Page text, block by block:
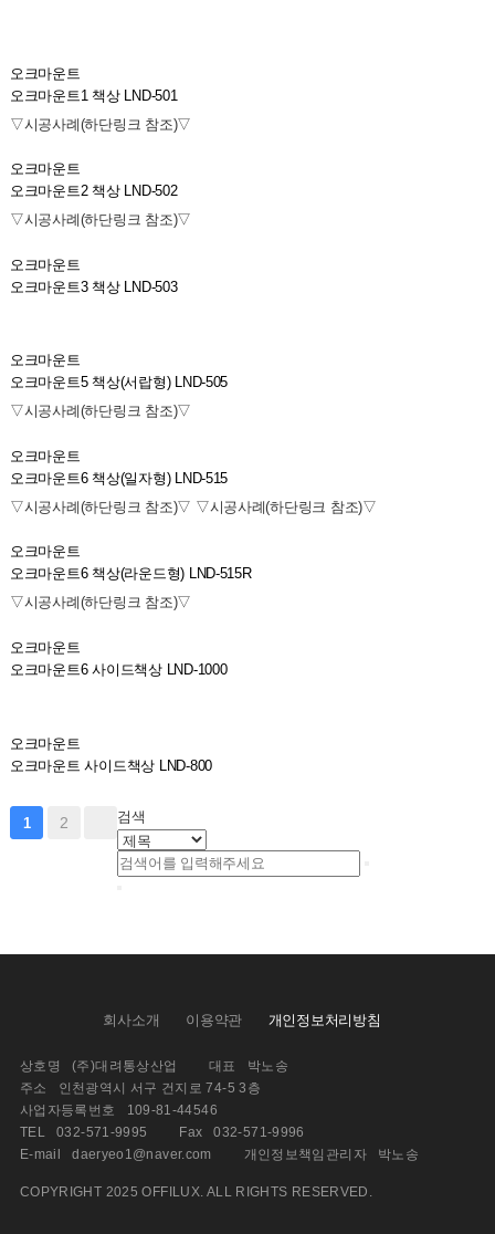
오크마운트
오크마운트1 책상 LND-501
▽시공사례(하단링크 참조)▽
오크마운트
오크마운트2 책상 LND-502
▽시공사례(하단링크 참조)▽
오크마운트
오크마운트3 책상 LND-503
오크마운트
오크마운트5 책상(서랍형) LND-505
▽시공사례(하단링크 참조)▽
오크마운트
오크마운트6 책상(일자형) LND-515
▽시공사례(하단링크 참조)▽ ▽시공사례(하단링크 참조)▽
오크마운트
오크마운트6 책상(라운드형) LND-515R
▽시공사례(하단링크 참조)▽
오크마운트
오크마운트6 사이드책상 LND-1000
오크마운트
오크마운트 사이드책상 LND-800
1 2 검색
회사소개 이용약관 개인정보처리방침
상호명 (주)대려통상산업 대표
박노송
주소
인천광역시 서구 건지로 74-5 3층
사업자등록번호
109-81-44546
TEL
032-571-9995 Fax
032-571-9996
E-mail
daeryeo1@naver.com 개인정보책임관리자 박노송
COPYRIGHT 2025 OFFILUX. ALL RIGHTS RESERVED.